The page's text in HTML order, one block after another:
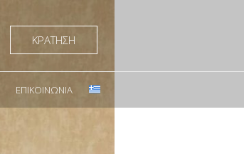
ΚΡΑΤΗΣΗ
ΕΠΙΚΟΙΝΩΝΊΑ